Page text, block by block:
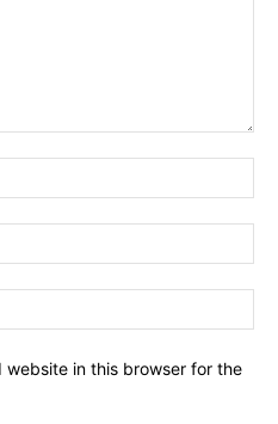
website in this browser for the